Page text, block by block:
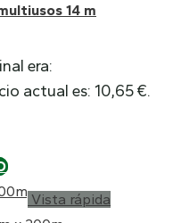
14 m
era:
actual es: 10,65 €.
Vista rápida